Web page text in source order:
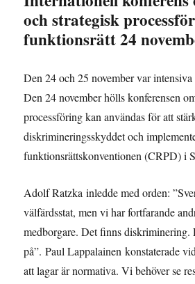
och strategisk
funktionsrätt 24
Den 24 och 25 november var
Den 24 november hölls konferensen
processföring kan användas för att
diskrimineringsskyddet och
funktionsrättskonventionen (CRPD) i
Adolf Ratzka inledde med orden:
välfärdsstat, men vi har fortfarande
medborgare. Det finns
på”. Paul Lappalainen konstaterade
att lagar är normativa. Vi behöver se